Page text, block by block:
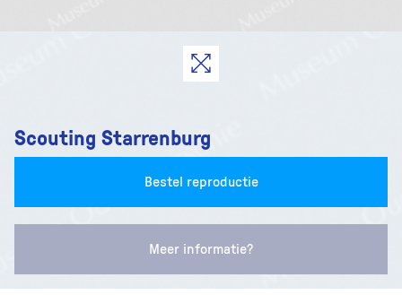
Scouting Starrenburg
Bestel reproductie
Meer informatie?